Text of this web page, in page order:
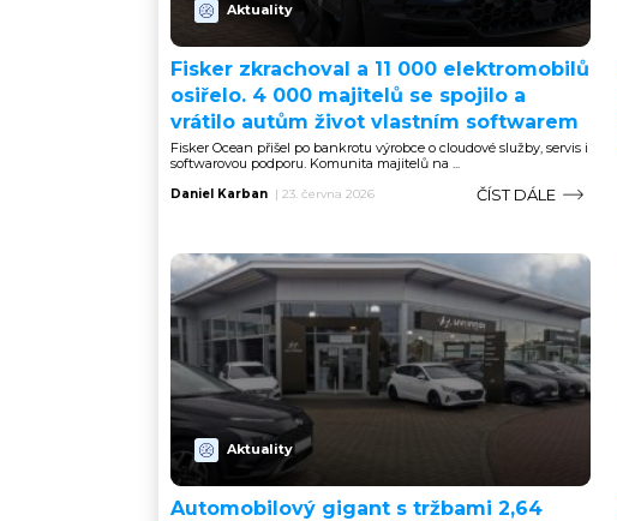
Aktuality
Fisker zkrachoval a 11 000 elektromobilů
osiřelo. 4 000 majitelů se spojilo a
vrátilo autům život vlastním softwarem
Fisker Ocean přišel po bankrotu výrobce o cloudové služby, servis i
softwarovou podporu. Komunita majitelů na ...
Daniel Karban | 23. června 2026 ČÍST DÁLE
Aktuality
Automobilový gigant s tržbami 2,64